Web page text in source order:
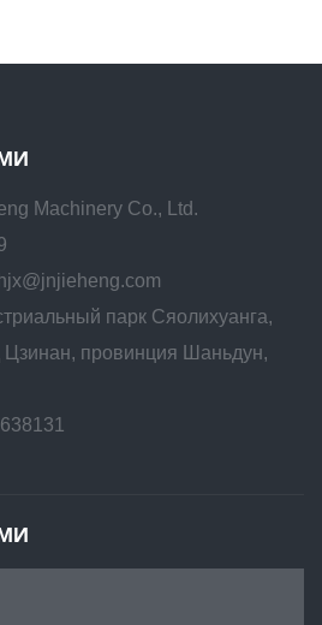
Machinery Co., Ltd.
парк Сяолихуанга,
Цзинан, провинция Шаньдун,